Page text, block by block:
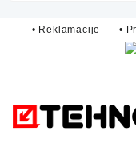
• Reklamacije •